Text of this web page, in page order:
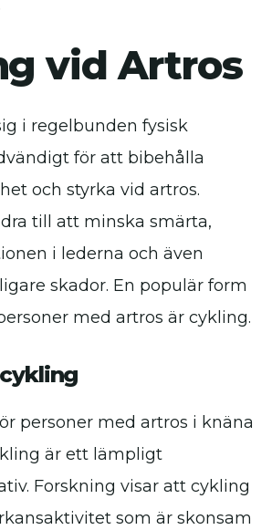
vid Artros
i regelbunden fysisk
för att bibehålla
och styrka vid artros.
till att minska smärta,
i lederna och även
skador. En populär form
med artros är cykling.
personer med artros i knäna
är ett lämpligt
Forskning visar att cykling
som är skonsam